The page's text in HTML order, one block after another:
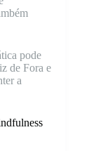
pode
de Fora e
a